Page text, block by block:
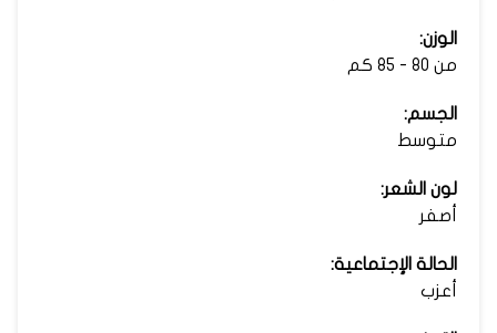
الوزن:
من 80 - 85 كم
الجسم:
متوسط
لون الشعر:
أصفر
الحالة الإجتماعية:
أعزب